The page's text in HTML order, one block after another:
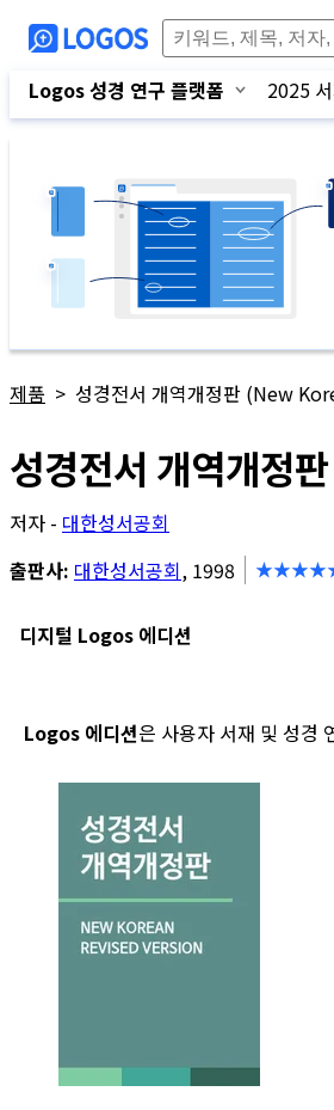
Logos 성경 연구 플랫폼 2025
제품 > 성경전서 개역개정판 (New
성경전서 개역개
저자 - 대한성서공회
출판사: 대한성서공회, 1998
디지털 Logos 에디션
Logos 에디션은 사용자 서재 및 성경